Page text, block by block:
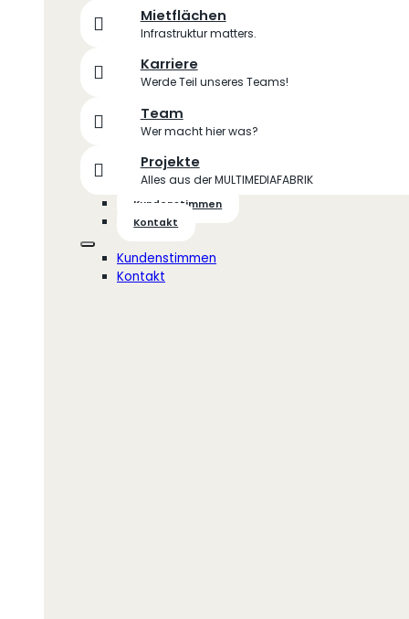
Mietflächen
Infrastruktur matters.
Karriere
Werde Teil unseres Teams!
Team
Wer macht hier was?
Projekte
Alles aus der MULTIMEDIAFABRIK
Kundenstimmen
Kontakt
Kundenstimmen
Kontakt